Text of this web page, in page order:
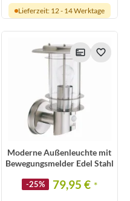
Lieferzeit: 12 - 14 Werktage
Moderne Außenleuchte mit
Bewegungsmelder Edel Stahl
-25% 79,95 € *